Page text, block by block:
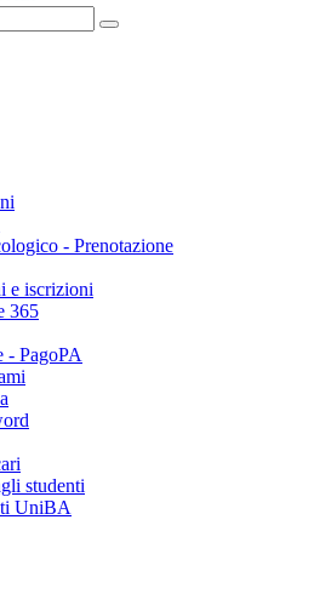
- Prenotazione
e iscrizioni
365
- PagoPA
studenti
UniBA